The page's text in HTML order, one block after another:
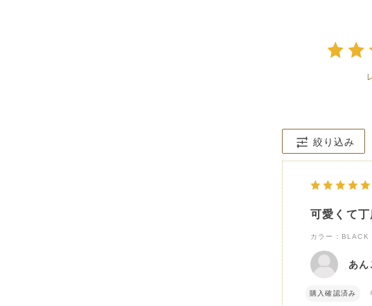
絞り込み
可愛くて
カラー：BLACK
あん
購入確認済み